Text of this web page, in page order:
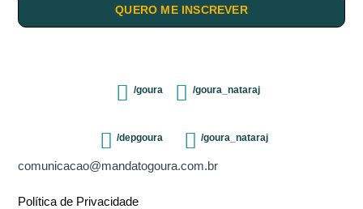
QUERO ME INSCREVER
/goura /goura_nataraj
/depgoura /goura_nataraj
comunicacao@mandatogoura.com.br
Política de Privacidade